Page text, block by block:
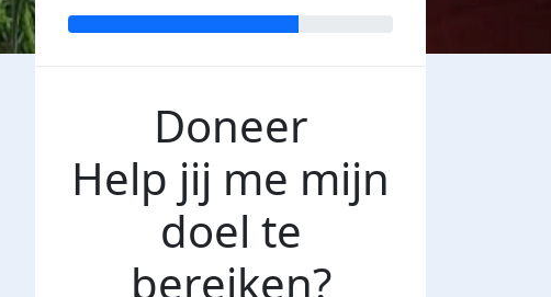
Doneer
Help jij me mijn
doel te
bereiken?